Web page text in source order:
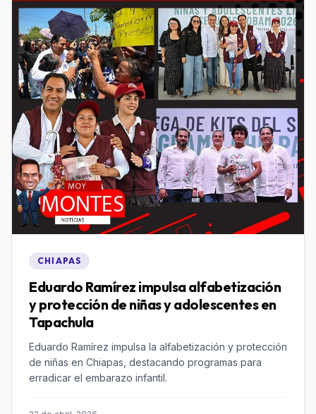
CHIAPAS
Eduardo Ramírez impulsa alfabetización
y protección de niñas y adolescentes en
Tapachula
Eduardo Ramírez impulsa la alfabetización y protección
de niñas en Chiapas, destacando programas para
erradicar el embarazo infantil.